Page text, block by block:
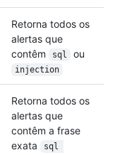
Retorna todos os
alertas que
contêm
sql ou
injection
Retorna todos os
alertas que
contêm a frase
exata
sql